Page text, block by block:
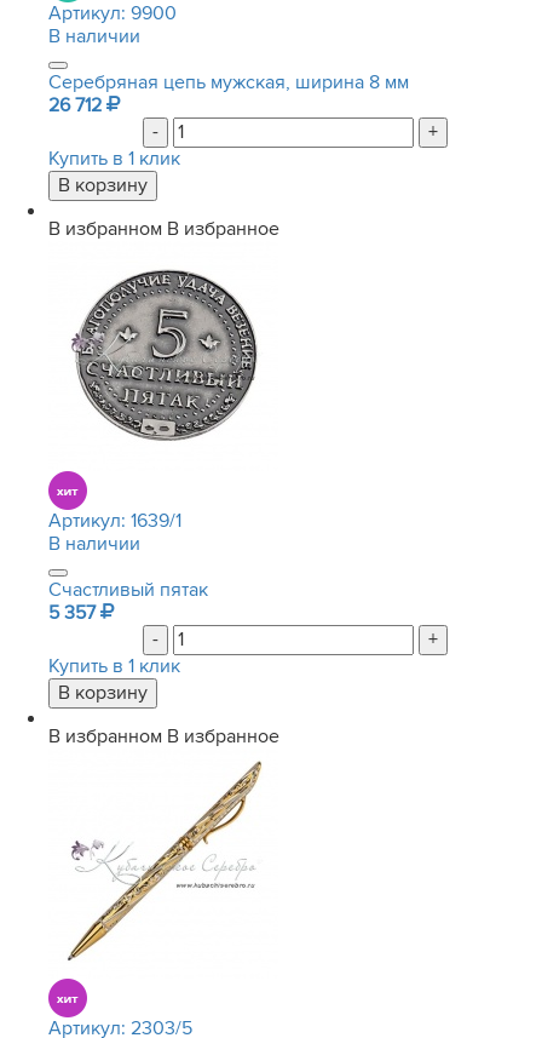
Артикул: 9900
В наличии
Серебряная цепь мужская, ширина 8 мм
26 712
-
+
Купить в 1 клик
В избранном В избранное
Артикул: 1639/1
В наличии
Счастливый пятак
5 357
-
+
Купить в 1 клик
В избранном В избранное
Артикул: 2303/5